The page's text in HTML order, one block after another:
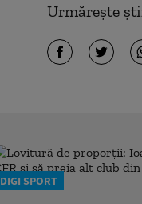
Urmărește
DIGI SPORT